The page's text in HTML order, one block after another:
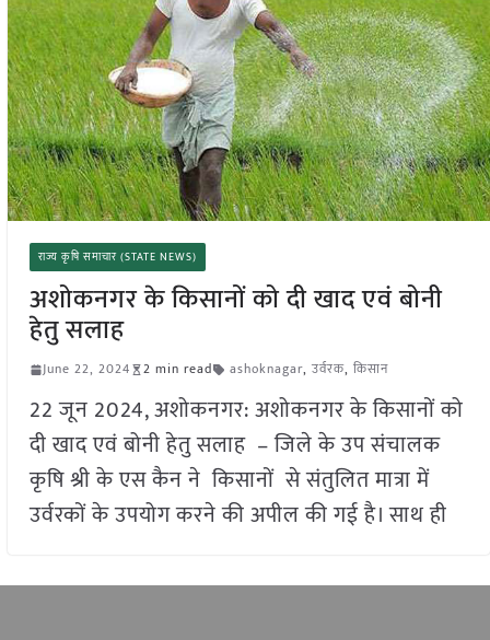
राज्य कृषि समाचार (STATE NEWS)
अशोकनगर के किसानों को दी खाद एवं बोनी
हेतु सलाह
June 22, 2024 2 min read ashoknagar, उर्वरक, किसान
22 जून 2024, अशोकनगर: अशोकनगर के किसानों को
दी खाद एवं बोनी हेतु सलाह – जिले के उप संचालक
कृषि श्री के एस कैन ने किसानों से संतुलित मात्रा में
उर्वरकों के उपयोग करने की अपील की गई है। साथ ही